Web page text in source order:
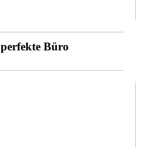
perfekte Büro